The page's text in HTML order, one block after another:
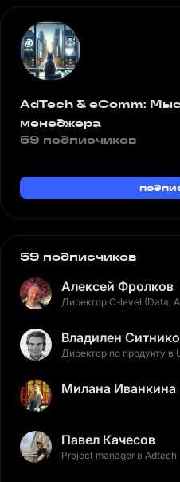
AdTech & eComm:
менеджера
59 подписчиков
59 подписчиков
Алексей Фролков
Директор C-level (Data,
Владилен
Директор по продукту в
Милана Иванкина
Павел Качесов
Project manager в Adtech